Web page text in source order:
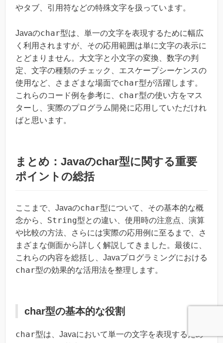
やタブ、引用符などの特殊文字を扱っています。
Javaのchar型は、単一の文字を表現するために幅広
く利用されますが、その応用範囲は単に文字の表示に
とどまりません。大文字と小文字の変換、数字の判
定、文字の種類のチェック、エスケープシーケンスの
使用など、さまざまな場面でchar型が活躍します。
これらのコード例を参考に、 char型の使い方をマス
ターし、実際のプログラム開発に応用していただけれ
ばと思います。
まとめ：Javaのchar型に関する重要
ポイントの総括
ここまで、Javaのchar型について、その基本的な概
念から、 String型との違い、使用時の注意点、演算
や比較の方法、さらには実際の応用例に至るまで、さ
まざまな側面から詳しく解説してきました。最後に、
これらの内容を総括し、Javaプログラミングにおける
char型の効果的な活用法を整理します。
char型の基本的な役割
char型は、Javaにおいて単一の文字を表現するため